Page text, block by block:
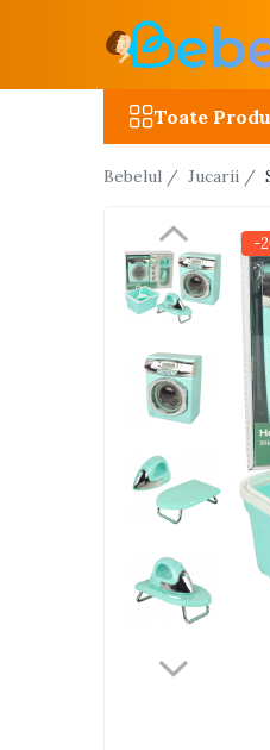
Masinute R/C
Avioane si elicoptere R/C
Motociclete R/C
Interactive, educative si muzicale
Saltelute si centre de activitati
Toate
Bebelul / Jucarii /
-